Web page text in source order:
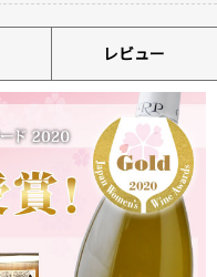
レビュー